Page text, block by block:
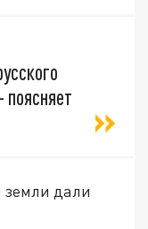
земли дали